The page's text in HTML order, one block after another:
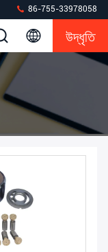
86-755-33978058
উদ্ধৃতি